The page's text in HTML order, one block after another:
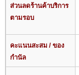
ส่วนลดร้านค้าบริการ
ตามรอบ
คะแนนสะสม / ของ
กำนัล